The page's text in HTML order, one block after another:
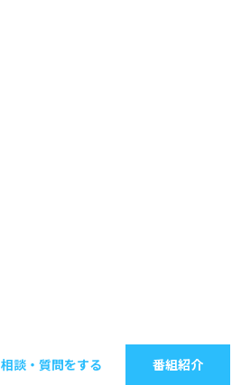
相談・質問をする 番組紹介